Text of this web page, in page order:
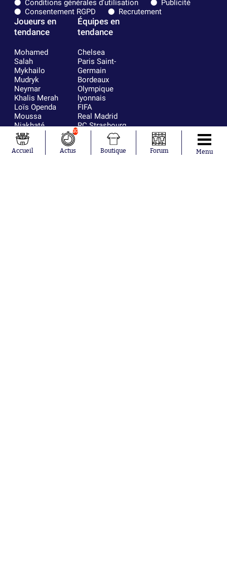
Conditions générales d'utilisation
Publicité
Consentement RGPD
Recrutement
Joueurs en
tendance
Mohamed
Salah
Mykhailo
Mudryk
Neymar
Khalis Merah
Loïs Openda
Moussa
Niakhaté
Nicolás
Tagliafico
Pavel Šulc
Équipes en
tendance
Chelsea
Paris Saint-
Germain
Bordeaux
Olympique
lyonnais
FIFA
Real Madrid
RC Strasbourg
AC Milan
RC Lens
Accueil
10
Actus Boutique Forum Menu